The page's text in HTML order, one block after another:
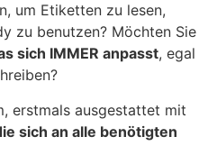
um Etiketten zu lesen,
zu benutzen? Möchten Sie
sich IMMER anpasst, egal
erstmals ausgestattet mit
sich an alle benötigten